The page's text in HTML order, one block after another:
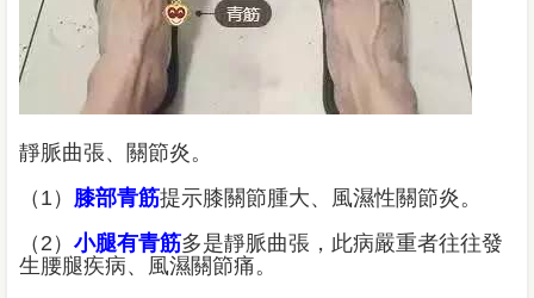
靜脈曲張、關節炎。
（1） 膝部青筋提示膝關節腫大、風濕性關節炎。
（2） 小腿有青筋多是靜脈曲張，此病嚴重者往往發
生腰腿疾病、風濕關節痛。